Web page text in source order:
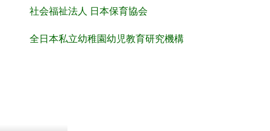
社会福祉法人 日本保育協会
全日本私立幼稚園幼児教育研究機構